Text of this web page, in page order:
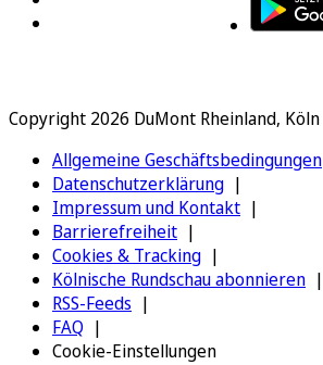
Copyright 2026 DuMont Rheinland, Köln
Allgemeine Geschäftsbedingungen
Datenschutzerklärung
Impressum und Kontakt
Barrierefreiheit
Cookies & Tracking
Kölnische Rundschau abonnieren
RSS-Feeds
FAQ
Cookie-Einstellungen